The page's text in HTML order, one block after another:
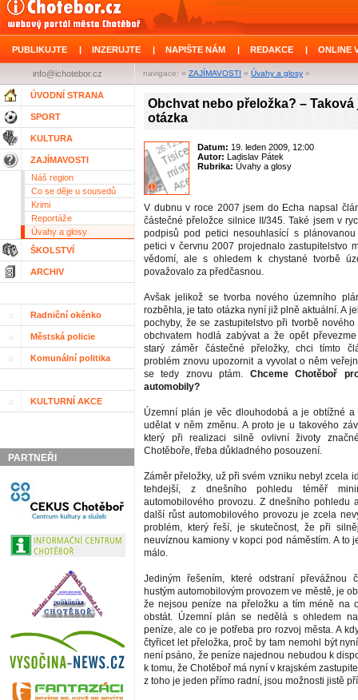
PUBLIKUJTE | INZERUJTE | NAPIŠTE NÁM | REDAKCE | ONLINE
navigace: » ZAJÍMAVOSTI » Úvahy a glosy »
info@ichotebor.cz
ÚVODNÍ STRANA
SPORT
KULTURA
ZAJÍMAVOSTI
Náš region
Co se děje u sousedů
Krimi
Reportáže
Úvahy a glosy
ŠKOLSTVÍ
ARCHIV
Radniční okénko
Městská policie
Komunální politika
KULTURNÍ AKCE
PARTNEŘI
Obchvat nebo přeložka? – Taková
otázka
Datum: 19. leden 2009, 12:00
Autor: Ladislav Pátek
Rubrika: Úvahy a glosy
V dubnu v roce 2007 jsem do Echa napsal
částečné přeložce silnice II/345. Také jsem v
podpisů pod petici nesouhlasící s plánovanou
petici v červnu 2007 projednalo zastupitelstvo
vědomí, ale s ohledem k chystané tvorbě
považovalo za předčasnou.
Avšak jelikož se tvorba nového územního
rozběhla, je tato otázka nyní již plně aktuální. A
pochyby, že se zastupitelstvo při tvorbě
obchvatem hodlá zabývat a že opět
starý záměr částečné přeložky, chci tímto
problém znovu upozornit a vyvolat o něm
se tedy znovu ptám. Chceme Chotěboř
automobily?
Územní plán je věc dlouhodobá a je obtížné a
udělat v něm změnu. A proto je u takového
který při realizaci silně ovlivní životy
Chotěboře, třeba důkladného posouzení.
Záměr přeložky, už při svém vzniku nebyl zcela
tehdejší, z dnešního pohledu téměř
automobilového provozu. Z dnešního pohledu
další růst automobilového provozu je zcela
problém, který řeší, je skutečnost, že při
neuvíznou kamiony v kopci pod náměstím. A to
málo.
Jediným řešením, které odstraní převážnou
hustým automobilovým provozem ve městě, je
že nejsou peníze na přeložku a tím méně na
obstát. Územní plán se nedělá s ohledem
peníze, ale co je potřeba pro rozvoj města. A
čtyřicet let přeložka, proč by tam nemohl být
není psáno, že peníze najednou nebudou k
k tomu, že Chotěboř má nyní v krajském
z toho je jeden přímo radní, jsou možnosti jistě